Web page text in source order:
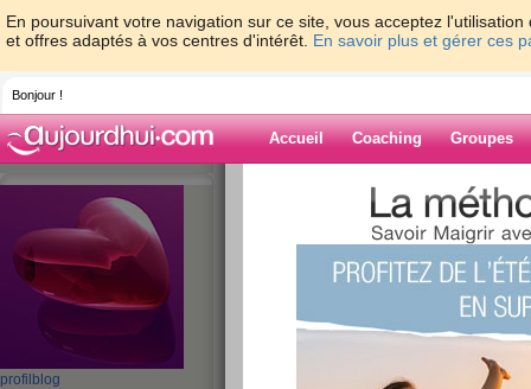
En poursuivant votre navigation sur ce site, vous acceptez
et offres adaptés à vos centres d'intérêt. En savoir plus et gérer ces
Bonjour !
Accueil Coaching Groupes
profil blog
>
Blog de wisale
Suiv. ›